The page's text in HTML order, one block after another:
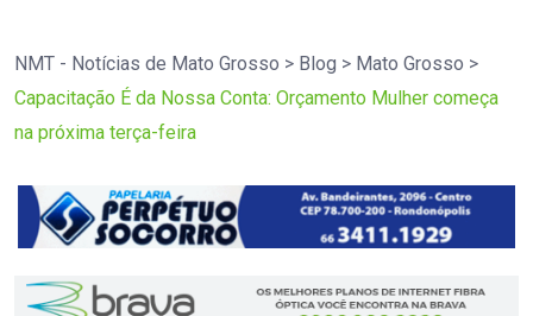
NMT - Notícias de Mato Grosso > Blog > Mato Grosso >
Capacitação É da Nossa Conta: Orçamento Mulher começa
na próxima terça-feira